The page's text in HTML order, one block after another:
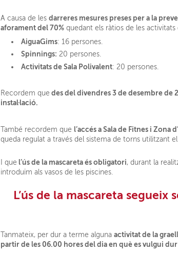
A causa de les darreres mesures preses per a la
aforament del 70%quedant els ràtios de les activitats
AiguaGims: 16 persones.
Spinnings: 20 persones.
Activitats de Sala Polivalent: 20 persones.
Recordem que des del divendres 3 de desembre de
instal·lació.
També recordem que l’accés a Sala de Fitnes i Zona
queda regulat a través del sistema de torns utilitzant
I que l’ús de la mascareta és obligatori, durant la
introduïm als vasos de les piscines.
L’ús de la mascareta segueix
Tanmateix, per dur a terme alguna activitat de la
partir de les 06.00 hores del dia en què es vulgui